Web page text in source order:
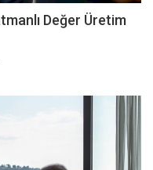
Değer Üretim